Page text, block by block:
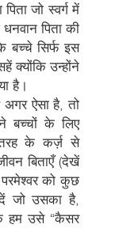
जो स्वर्ग में
पिता की
बच्चे सिर्फ इस
क्योंकि उन्होंने
है।
ऐसा है, तो
बच्चों के लिए
के कर्ज़ से
बिताएँ (देखें
को कुछ
जो उसका है,
हम उसे “कैसर